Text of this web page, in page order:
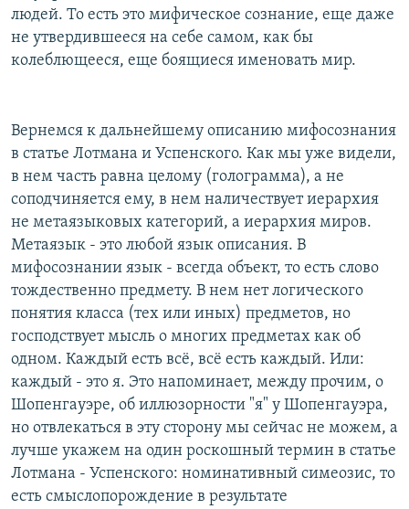
людей. То есть это мифическое сознание, еще даже
не утвердившееся на себе самом, как бы
колеблющееся, еще боящиеся именовать мир.
Вернемся к дальнейшему описанию мифосознания
в статье Лотмана и Успенского. Как мы уже видели,
в нем часть равна целому (голограмма), а не
соподчиняется ему, в нем наличествует иерархия
не метаязыковых категорий, а иерархия миров.
Метаязык - это любой язык описания. В
мифосознании язык - всегда объект, то есть слово
тождественно предмету. В нем нет логического
понятия класса (тех или иных) предметов, но
господствует мысль о многих предметах как об
одном. Каждый есть всё, всё есть каждый. Или:
каждый - это я. Это напоминает, между прочим, о
Шопенгауэре, об иллюзорности "я" у Шопенгауэра,
но отвлекаться в эту сторону мы сейчас не можем, а
лучше укажем на один роскошный термин в статье
Лотмана - Успенского: номинативный симеозис, то
есть смыслопорождение в результате